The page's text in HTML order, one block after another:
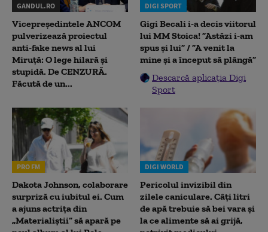
GANDUL.RO
Vicepreședintele ANCOM
pulverizează proiectul
anti-fake news al lui
Miruță: O lege hilară și
stupidă. De CENZURĂ.
Făcută de un...
DIGI SPORT
Gigi Becali i-a decis viitorul
lui MM Stoica! ”Astăzi i-am
spus și lui” / ”A venit la
mine și a început să plângă”
Descarcă aplicația Digi
Sport
PRO FM
Dakota Johnson, colaborare
surpriză cu iubitul ei. Cum
a ajuns actrița din
„Materialiștii” să apară pe
DIGI WORLD
Pericolul invizibil din
zilele caniculare. Câți litri
de apă trebuie să bei vara și
la ce alimente să ai grijă,